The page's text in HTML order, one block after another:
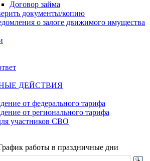
Договор займа
документы/копию
о залоге движимого имущества
ДЕЙСТВИЯ
от федерального тарифа
от регионального тарифа
участников СВО
работы в праздничные дни